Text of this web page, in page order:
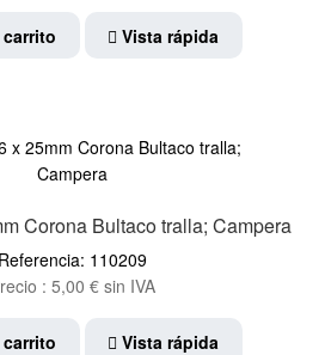
Vista rápida
Corona Bultaco tralla; Campera
Referencia: 110209
:5,00€ sin IVA
Vista rápida